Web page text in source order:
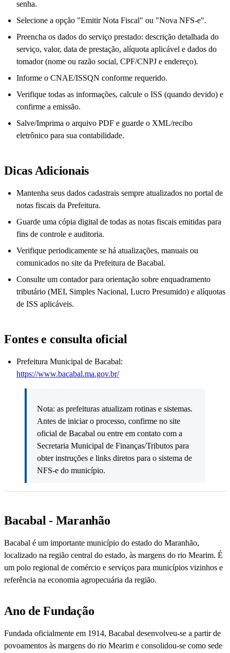
senha.
Selecione a opção "Emitir Nota Fiscal" ou "Nova NFS-e".
Preencha os dados do serviço prestado: descrição detalhada do
serviço, valor, data de prestação, alíquota aplicável e dados do
tomador (nome ou razão social, CPF/CNPJ e endereço).
Informe o CNAE/ISSQN conforme requerido.
Verifique todas as informações, calcule o ISS (quando devido) e
confirme a emissão.
Salve/Imprima o arquivo PDF e guarde o XML/recibo
eletrônico para sua contabilidade.
Dicas Adicionais
Mantenha seus dados cadastrais sempre atualizados no portal de
notas fiscais da Prefeitura.
Guarde uma cópia digital de todas as notas fiscais emitidas para
fins de controle e auditoria.
Verifique periodicamente se há atualizações, manuais ou
comunicados no site da Prefeitura de Bacabal.
Consulte um contador para orientação sobre enquadramento
tributário (MEI, Simples Nacional, Lucro Presumido) e alíquotas
de ISS aplicáveis.
Fontes e consulta oficial
Prefeitura Municipal de Bacabal:
https://www.bacabal.ma.gov.br/
Nota: as prefeituras atualizam rotinas e sistemas.
Antes de iniciar o processo, confirme no site
oficial de Bacabal ou entre em contato com a
Secretaria Municipal de Finanças/Tributos para
obter instruções e links diretos para o sistema de
NFS-e do município.
Bacabal - Maranhão
Bacabal é um importante município do estado do Maranhão,
localizado na região central do estado, às margens do rio Mearim. É
um polo regional de comércio e serviços para municípios vizinhos e
referência na economia agropecuária da região.
Ano de Fundação
Fundada oficialmente em 1914, Bacabal desenvolveu-se a partir de
povoamentos às margens do rio Mearim e consolidou-se como sede